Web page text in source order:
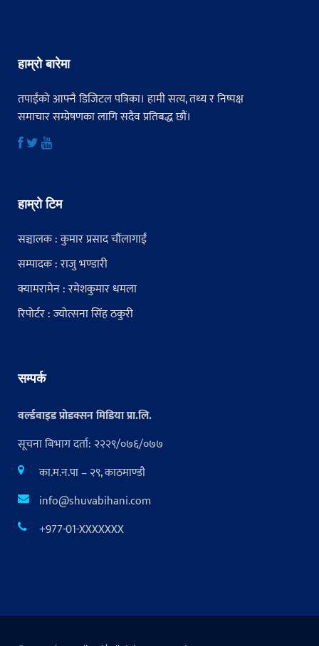
हाम्रो बारेमा
तपाईंको आफ्नै डिजिटल पत्रिका। हामी सत्य, तथ्य र निष्पक्ष
समाचार सम्प्रेषणका लागि सदैव प्रतिबद्ध छौं।
हाम्रो टिम
सञ्चालक : कुमार प्रसाद चौंलागाईं
सम्पादक : राजु भण्डारी
क्यामरामेन : रमेशकुमार धमला
रिपोर्टर : ज्योत्सना सिंह ठकुरी
सम्पर्क
वर्ल्डवाइड प्रोडक्सन मिडिया प्रा.लि.
सूचना बिभाग दर्ता: २२२९/०७६/०७७
का.म.न.पा – २९, काठमाण्डौ
info@shuvabihani.com
+977-01-XXXXXXX